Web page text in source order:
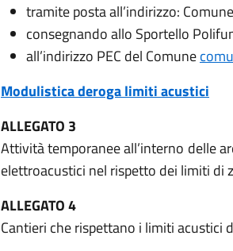
tramite posta all’indirizzo:
consegnando allo Sportello
all’indirizzo PEC del Comune
Modulistica deroga limiti acustici
ALLEGATO 3
Attività temporanee all’interno delle
elettroacustici nel rispetto dei limiti di
ALLEGATO 4
Cantieri che rispettano i limiti acustici